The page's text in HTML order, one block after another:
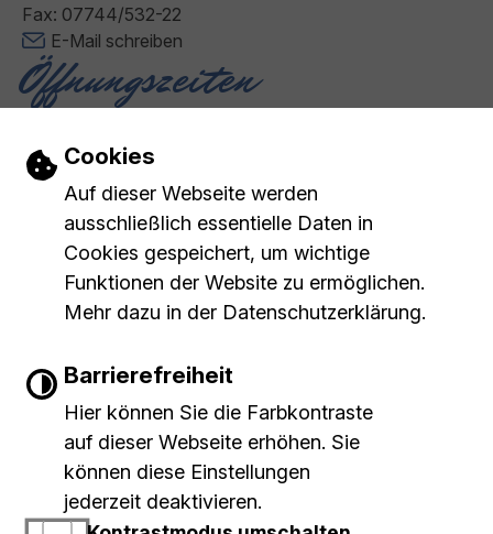
Einstellungen zu Cookies und
Cookies
Auf dieser Webseite werden
ausschließlich essentielle Daten in
Cookies gespeichert, um wichtige
Funktionen der Website zu ermöglichen.
Mehr dazu in der Datenschutzerklärung.
Barrierefreiheit
Hier können Sie die Farbkontraste
auf dieser Webseite erhöhen. Sie
können diese Einstellungen
jederzeit deaktivieren.
Fax: 07744/532-22
E-Mail schreiben
Öffnungszeiten
Montag - Freitag: 08:00 - 12:00 Uhr
Impressum|Barrierefreiheit
Datenschutzerklärung
Leichte Sprache
Barrierefreie Ansicht
Show larger version